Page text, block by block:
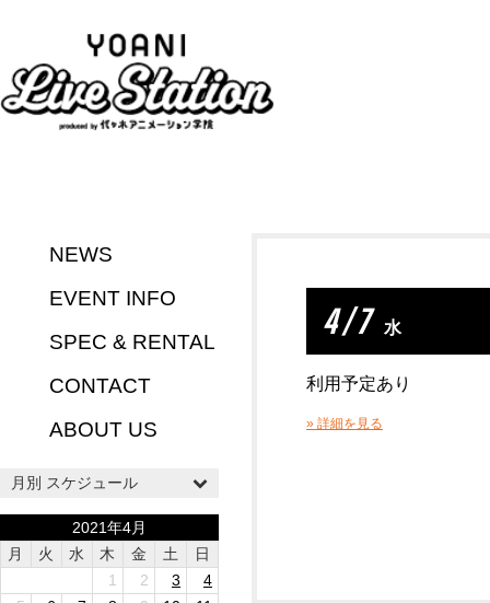
NEWS
EVENT INFO
SPEC & RENTAL
CONTACT
ABOUT US
月別 スケジュール
2021年4月
月
火 水 木 金 土
日
1
2 3
4
4 / 7 水
利用予定あり
» 詳細を見る